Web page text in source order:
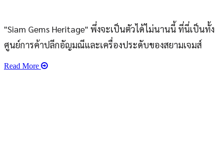
"Siam Gems Heritage" พึ่งจะเป็นตัวได้ไม่นานนี้ ที่นี่เป็นทั้ง
ศูนย์การค้าปลีกอัญมณีและเครื่องประดับของสยามเจมส์
Read More